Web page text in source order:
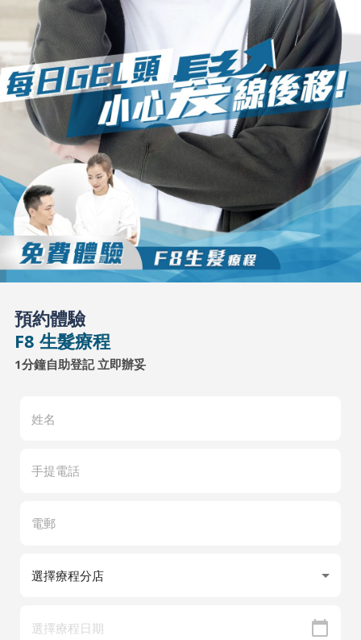
預約體驗
F8 生髮療程
1分鐘自助登記 立即辦妥